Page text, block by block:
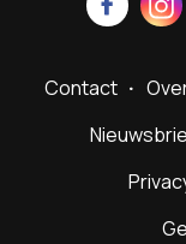
Contact